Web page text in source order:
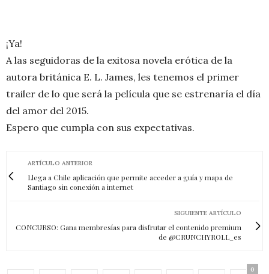
¡Ya!
A las seguidoras de la exitosa novela erótica de la
autora británica E. L. James, les tenemos el primer
trailer de lo que será la película que se estrenaría el día
del amor del 2015.
Espero que cumpla con sus expectativas.
ARTÍCULO ANTERIOR
Llega a Chile aplicación que permite acceder a guía y mapa de
Santiago sin conexión a internet
SIGUIENTE ARTÍCULO
CONCURSO: Gana membresías para disfrutar el contenido premium
de @CRUNCHYROLL_es
0